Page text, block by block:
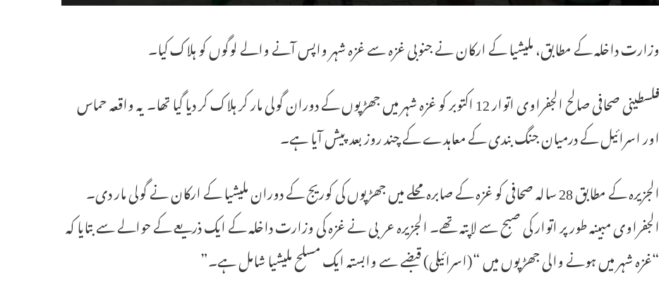
وزارت داخلہ کے مطابق، ملیشیا کے ارکان نے جنوبی غزہ سے غزہ شہر واپس آنے والے لوگوں کو ہلاک کیا۔
فلسطینی صحافی صالح الجفراوی اتوار 12 اکتوبر کو غزہ شہر میں جھڑپوں کے دوران گولی مار کر ہلاک کر دیا گیا تھا۔ یہ واقعہ حماس
اور اسرائیل کے درمیان جنگ بندی کے معاہدے کے چند روز بعد پیش آیا ہے۔
الجزیرہ کے مطابق 28 سالہ صحافی کو غزہ کے صابرہ محلے میں جھڑپوں کی کوریج کے دوران ملیشیا کے ارکان نے گولی مار دی۔
الجفراوی مبینہ طور پر اتوار کی صبح سے لاپتہ تھے۔ الجزیرہ عربی نے غزہ کی وزارت داخلہ کے ایک ذریعے کے حوالے سے بتایا کہ
“غزہ شہر میں ہونے والی جھڑپوں میں “(اسرائیلی) قبضے سے وابستہ ایک مسلح ملیشیا شامل ہے۔”